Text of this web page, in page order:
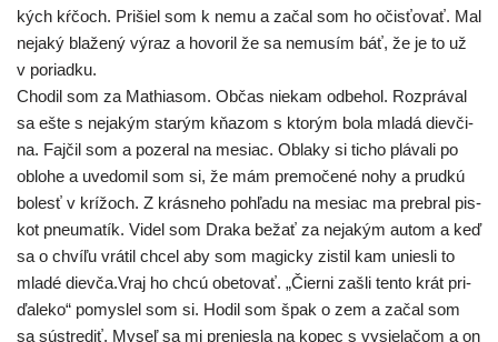
kých kŕčoch. Prišiel som k nemu a začal som ho očis­ťo­vať. Mal
neja­ký bla­že­ný výraz a hovo­ril že sa nemu­sím báť, že je to už
v poriadku.
Chodil som za Mathiasom. Občas nie­kam odbe­hol. Rozprával
sa ešte s neja­kým sta­rým kňa­zom s kto­rým bola mla­dá diev­či­
na. Fajčil som a poze­ral na mesiac. Oblaky si ticho plá­va­li po
oblo­he a uve­do­mil som si, že mám pre­mo­če­né nohy a prud­kú
bolesť v krí­žoch. Z krás­ne­ho pohľa­du na mesiac ma pre­bral pis­
kot pneuma­tík. Videl som Draka bežať za neja­kým autom a keď
sa o chví­ľu vrá­til chcel aby som magic­ky zis­til kam unies­li to
mla­dé dievča.Vraj ho chcú obe­to­vať. „Čierni zašli ten­to krát pri­
ďa­le­ko“ pomys­lel som si. Hodil som špak o zem a začal som
sa sústre­diť. Myseľ sa mi pre­nies­la na kopec s vysie­la­čom a on